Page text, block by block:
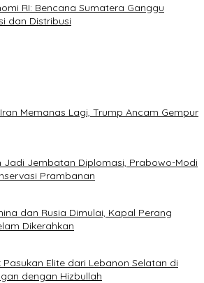
RI: Bencana Sumatera Ganggu
dan Distribusi
Memanas Lagi, Trump Ancam Gempur
Jadi Jembatan Diplomasi, Prabowo-Modi
Prambanan
dan Rusia Dimulai, Kapal Perang
Dikerahkan
Pasukan Elite dari Lebanon Selatan di
dengan Hizbullah